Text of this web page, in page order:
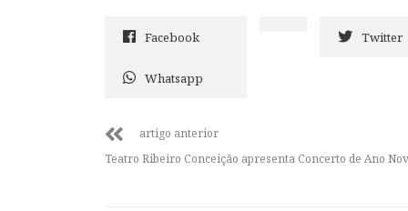
Facebook Twitter
Whatsapp
artigo anterior
Teatro Ribeiro Conceição apresenta Concerto de Ano